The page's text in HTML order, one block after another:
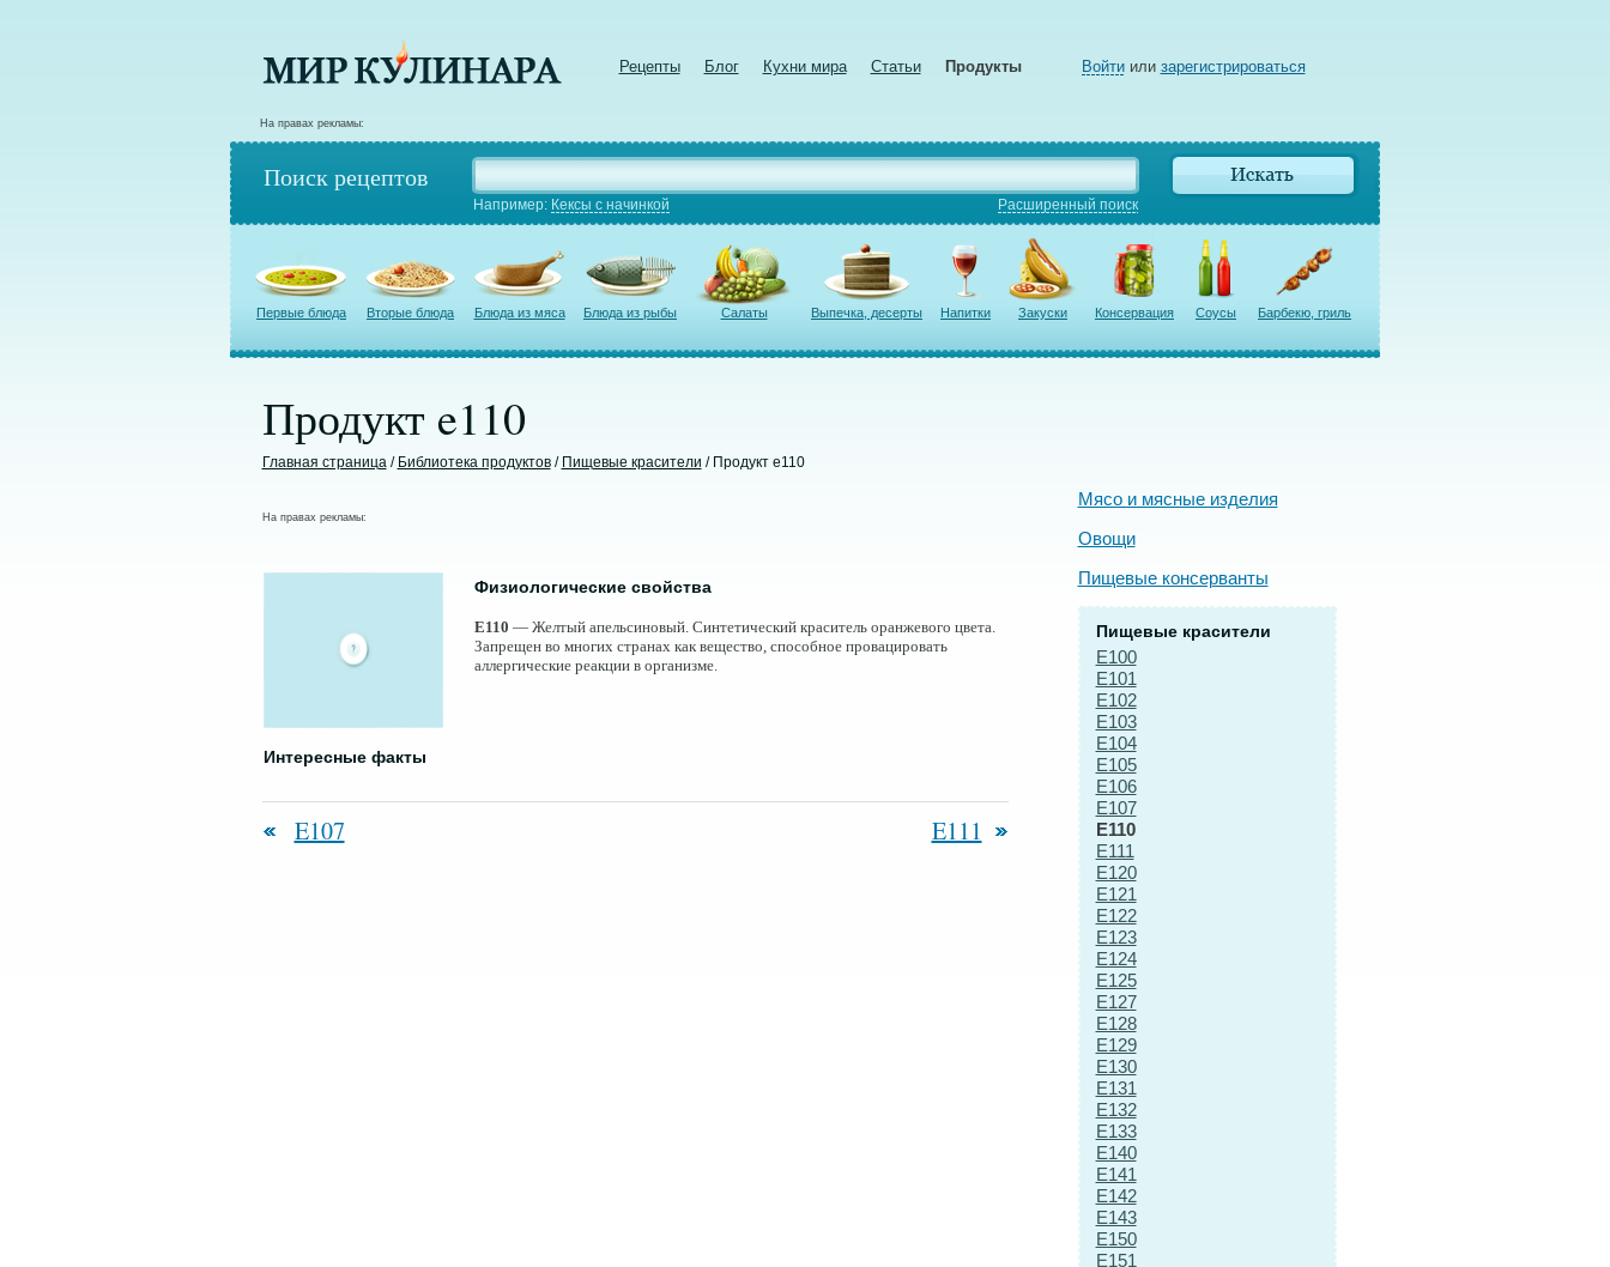
Рецепты Блог Кухни мира Статьи Продукты Войтиили зарегистрироваться
На правах рекламы:
Поиск рецептов
Например: Кексы с начинкой Расширенный поиск
Первые блюда Вторые блюда Блюда из мяса Блюда из рыбы Салаты Выпечка, десерты Напитки Закуски Консервация Соусы Барбекю, гриль
Продукт e110
Главная страница/ Библиотека продуктов/ Пищевые красители / Продукт e110
На правах рекламы:
Физиологические свойства
E110 — Желтый апельсиновый. Синтетический краситель оранжевого цвета.
Запрещен во многих странах как вещество, способное провацировать
аллергические реакции в организме.
Интересные факты
E107 E111
Мясо и мясные изделия
Овощи
Пищевые консерванты
Пищевые красители
E100
E101
E102
E103
E104
E105
E106
E107
E110
E111
E120
E121
E122
E123
E124
E125
E127
E128
E129
E130
E131
E132
E133
E140
E141
E142
E143
E150
E151